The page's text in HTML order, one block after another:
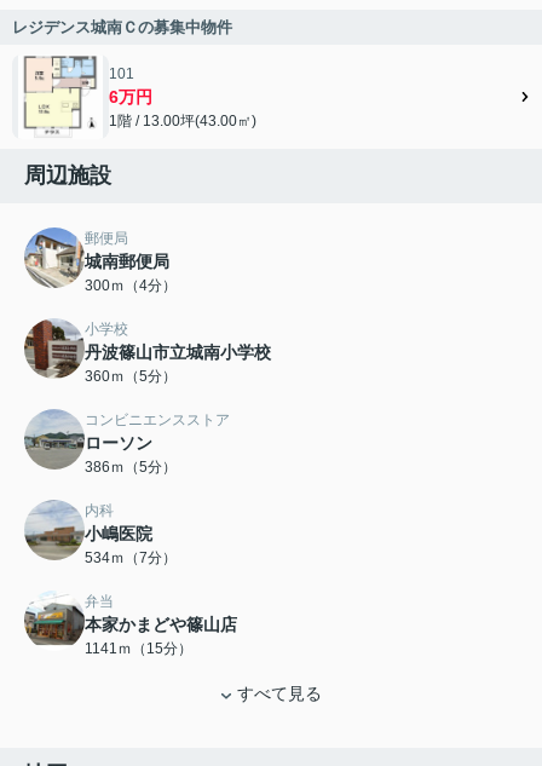
レジデンス城南Ｃの募集中物件
101
6万円
1階 / 13.00坪(43.00㎡)
周辺施設
郵便局
城南郵便局
300ｍ（4分）
小学校
丹波篠山市立城南小学校
360ｍ（5分）
コンビニエンスストア
ローソン
386ｍ（5分）
内科
小嶋医院
534ｍ（7分）
弁当
本家かまどや篠山店
1141ｍ（15分）
すべて見る